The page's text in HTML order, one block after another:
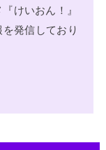
けいおん！』
発信しており